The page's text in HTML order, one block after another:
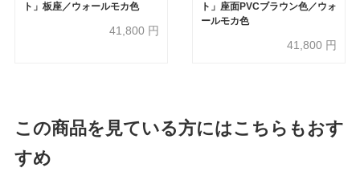
ト」板座／ウォールモカ色
41,800 円
ト」座面PVCブラウン色／ウォ
ールモカ色
41,800 円
この商品を見ている方にはこちらもおす
すめ